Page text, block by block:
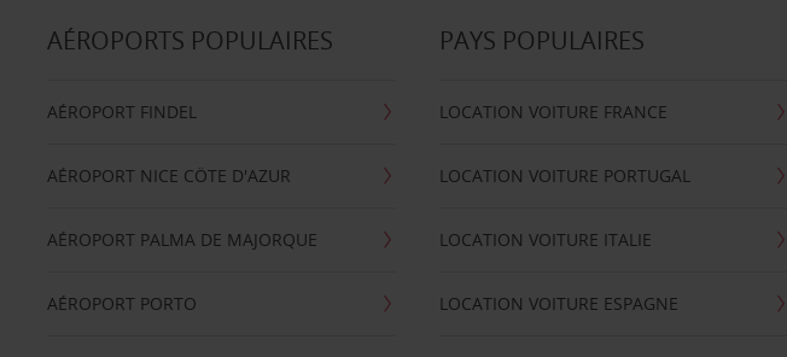
AÉROPORTS POPULAIRES
AÉROPORT FINDEL
AÉROPORT NICE CÖTE D'AZUR
AÉROPORT PALMA DE MAJORQUE
AÉROPORT PORTO
PAYS POPULAIRES
LOCATION VOITURE FRANCE
LOCATION VOITURE PORTUGAL
LOCATION VOITURE ITALIE
LOCATION VOITURE ESPAGNE